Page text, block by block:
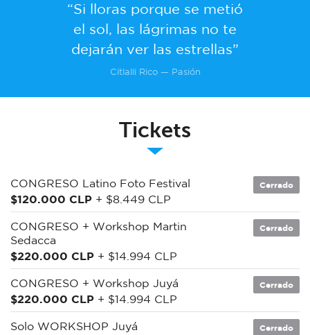
“Si lloras porque se metió
el sol, las lágrimas no te
dejarán ver las estrellas”
Citlalli Rico — Pasión
Tickets
CONGRESO Latino Foto Festival
$120.000 CLP + $8.449 CLP
Cerrado
CONGRESO + Workshop Martin
Sedacca
$220.000 CLP + $14.994 CLP
Cerrado
CONGRESO + Workshop Juyá
$220.000 CLP + $14.994 CLP
Cerrado
Solo WORKSHOP Juyá
Cerrado